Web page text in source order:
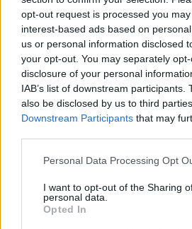
opt-out request is processed you
interest-based ads based on
us or personal information disclosed
your opt-out. You may separately
disclosure of your personal
IAB’s list of downstream participants.
also be disclosed by us to third
Downstream Participants that may
Personal Data Processing Opt
I want to opt-out of the Sharing
personal data.
Opted In
Vlagyimir Putyin egyik szeme sír,
lehetne összefoglalni, milyen
járhat Oroszország és az Ukrajna
számára az Izrael és Irán között
konfliktus. Oroszország és Irán
Irán kapcsolata az ukrajnai háború
erősödött fel. Az amerikai...
KEDVES OLVASÓNK!
A keresett cikk a portfolio.hu
tartozik, melynek olvasása